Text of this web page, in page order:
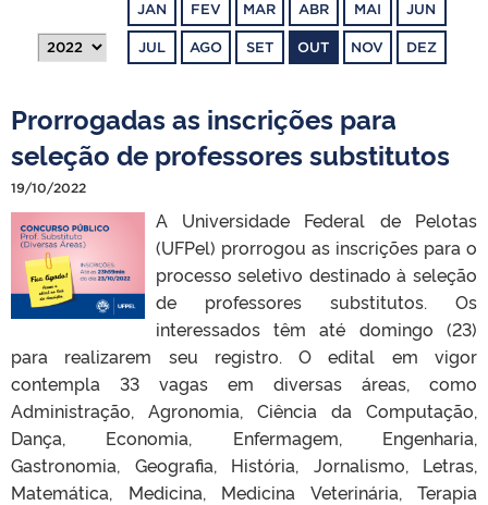
TELEFONES
JAN FEV MAR ABR MAI JUN
JUL AGO SET OUT NOV DEZ
Prorrogadas as inscrições para
seleção de professores substitutos
19/10/2022
A Universidade Federal de Pelotas
(UFPel) prorrogou as inscrições para o
processo seletivo destinado à seleção
de professores substitutos. Os
interessados têm até domingo (23)
para realizarem seu registro. O edital em vigor
contempla 33 vagas em diversas áreas, como
Administração, Agronomia, Ciência da Computação,
Dança, Economia, Enfermagem, Engenharia,
Gastronomia, Geografia, História, Jornalismo, Letras,
Matemática, Medicina, Medicina Veterinária, Terapia